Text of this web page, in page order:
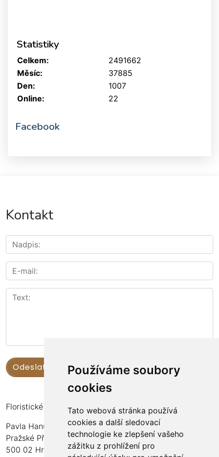
Používáme soubory
cookies
Tato webová stránka používá
cookies a další sledovací
technologie ke zlepšení vašeho
zážitku z prohlížení pro
Statistiky
Online: 22
Celkem:
2491662
Měsíc:
37885
Den:
1007
Facebook
Kontakt
Floristické kurzy Violet - Bc. Veronika Němečková
Pavla Hanuše 252
Pražské Předměstí
500 02 Hradec Králové